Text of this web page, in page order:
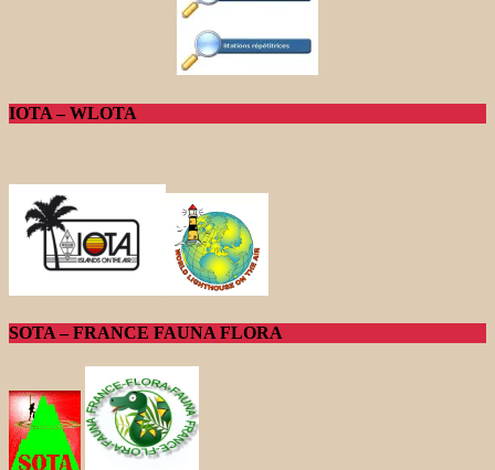
IOTA – WLOTA
SOTA – FRANCE FAUNA FLORA